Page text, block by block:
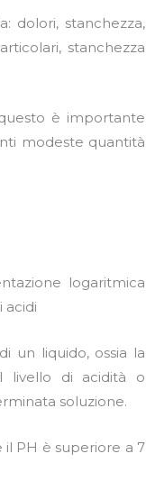
dolori, stanchezza,
stanchezza
è importante
modeste quantità
logaritmica
acidi
un liquido, ossia la
livello di acidità o
soluzione.
il PH è superiore a 7